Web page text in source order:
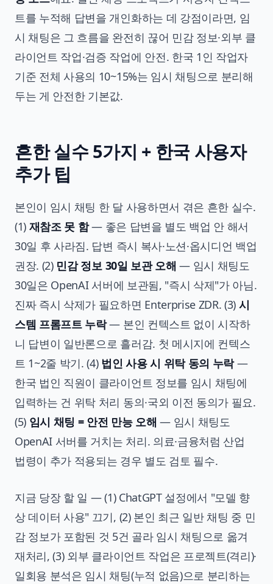
트를 누적해 답변을 개인화하는 데 강점이라면, 임
시 채팅은 그 흐름을 완전히 끊어 민감 정보·외부 클
라이언트 작업·검증 작업에 안전. 한국 1인 작업자
기준 전체 사용의 10~15%는 임시 채팅으로 분리해
두는 게 안전한 기본값.
흔한 실수 5가지 + 한국 사용자
추가 팁
본인이 임시 채팅 한 달 사용하면서 겪은 흔한 실수.
(1) 재참조 못 함— 좋은 답변을 별도 백업 안 해서
30일 후 사라짐. 답변 즉시 복사·노션·옵시디언 백업
권장. (2) 민감 정보 30일 보관 오해 — 임시 채팅도
30일은 OpenAI 서버에 보관됨, "즉시 삭제"가 아님.
진짜 즉시 삭제가 필요하면 Enterprise ZDR. (3) 시
스템 프롬프트 누락— 본인 컨텍스트 없이 시작하
니 답변이 일반론으로 흘러감. 첫 메시지에 컨텍스
트 1~2줄 박기. (4) 법인 사용 시 위탁 동의 누락—
한국 법인 직원이 클라이언트 정보를 임시 채팅에
입력하는 건 위탁 처리 동의·국외 이전 동의가 필요.
(5) 임시 채팅 = 안전 만능 오해 — 임시 채팅도
OpenAI 서버를 거치는 처리. 의료·금융처럼 산업
법령이 추가 적용되는 경우 별도 검토 필수.
지금 당장 할 일 — (1) ChatGPT 설정에서 "모델 향
상 데이터 사용" 끄기, (2) 본인 최근 일반 채팅 중 민
감 정보가 포함된 것 5건 골라 임시 채팅으로 옮겨
재처리, (3) 외부 클라이언트 작업은 프로젝트(격리)·
일회용 분석은 임시 채팅(누적 없음)으로 분리하는